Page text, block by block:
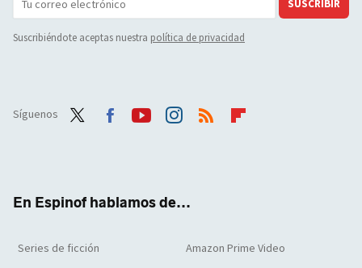
SUSCRIBIR
Suscribiéndote aceptas nuestra política de privacidad
Síguenos
En Espinof hablamos de...
Series de ficción Amazon Prime Video